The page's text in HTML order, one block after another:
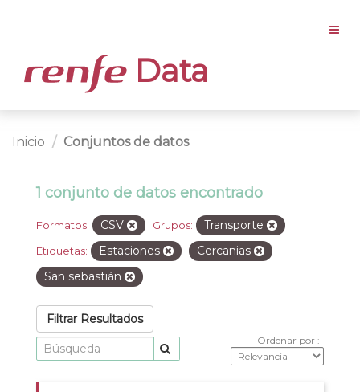
Data
Inicio Conjuntos de datos
1 conjunto de datos encontrado
Formatos: CSV Grupos: Transporte
Etiquetas: Estaciones
Cercanias
San sebastián
Filtrar Resultados
Ordenar por